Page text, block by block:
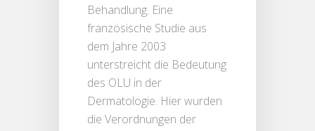
Behandlung. Eine
französische Studie aus
dem Jahre 2003
unterstreicht die Bedeutung
des OLU in der
Dermatologie. Hier wurden
die Verordnungen der